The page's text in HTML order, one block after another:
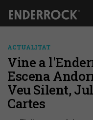
ACTUALITAT
Vine a
Escena
Veu Silent,
Cartes